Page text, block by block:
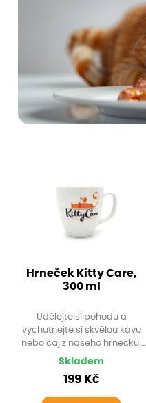
Hrneček Kitty Care,
300 ml
Udělejte si pohodu a
vychutnejte si skvělou kávu
nebo čaj z našeho hrnečku.
Porcelánová výroba
dlouho a skvěle padne do ruky.
Skladem
199 Kč